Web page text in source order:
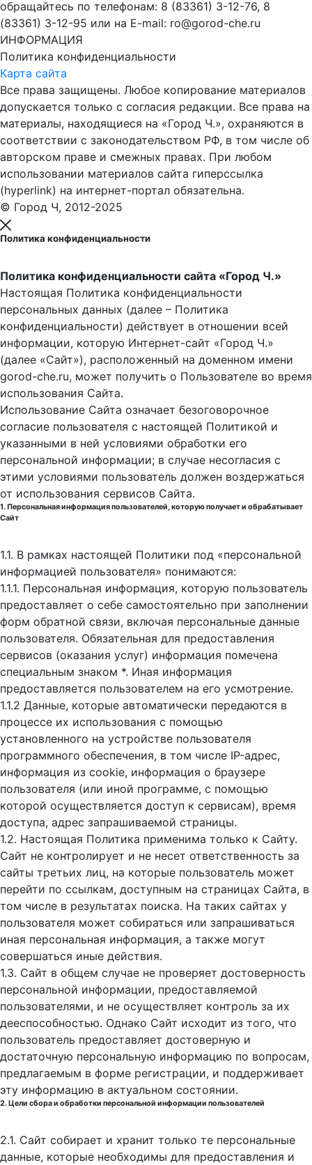
обращайтесь по телефонам: 8 (83361) 3-12-76, 8
(83361) 3-12-95 или на E-mail: ro@gorod-che.ru
ИНФОРМАЦИЯ
Политика конфиденциальности
Карта сайта
Все права защищены. Любое копирование материалов
допускается только с согласия редакции. Все права на
материалы, находящиеся на «Город Ч.», охраняются в
соответствии с законодательством РФ, в том числе об
авторском праве и смежных правах. При любом
использовании материалов сайта гиперссылка
(hyperlink) на интернет-портал обязательна.
© Город Ч, 2012-2025
Политика конфиденциальности
Политика конфиденциальности сайта «Город Ч.»
Настоящая Политика конфиденциальности
персональных данных (далее – Политика
конфиденциальности) действует в отношении всей
информации, которую Интернет-сайт «Город Ч.»
(далее «Сайт»), расположенный на доменном имени
gorod-che.ru, может получить о Пользователе во время
использования Cайта.
Использование Сайта означает безоговорочное
согласие пользователя с настоящей Политикой и
указанными в ней условиями обработки его
персональной информации; в случае несогласия с
этими условиями пользователь должен воздержаться
от использования сервисов Сайта.
1. Персональная информация пользователей, которую получает и обрабатывает
Сайт
1.1. В рамках настоящей Политики под «персональной
информацией пользователя» понимаются:
1.1.1. Персональная информация, которую пользователь
предоставляет о себе самостоятельно при заполнении
форм обратной связи, включая персональные данные
пользователя. Обязательная для предоставления
сервисов (оказания услуг) информация помечена
специальным знаком *. Иная информация
предоставляется пользователем на его усмотрение.
1.1.2 Данные, которые автоматически передаются в
процессе их использования с помощью
установленного на устройстве пользователя
программного обеспечения, в том числе IP-адрес,
информация из cookie, информация о браузере
пользователя (или иной программе, с помощью
которой осуществляется доступ к cервисам), время
доступа, адрес запрашиваемой страницы.
1.2. Настоящая Политика применима только к Сайту.
Сайт не контролирует и не несет ответственность за
сайты третьих лиц, на которые пользователь может
перейти по ссылкам, доступным на страницах Сайта, в
том числе в результатах поиска. На таких сайтах у
пользователя может собираться или запрашиваться
иная персональная информация, а также могут
совершаться иные действия.
1.3. Сайт в общем случае не проверяет достоверность
персональной информации, предоставляемой
пользователями, и не осуществляет контроль за их
дееспособностью. Однако Сайт исходит из того, что
пользователь предоставляет достоверную и
достаточную персональную информацию по вопросам,
предлагаемым в форме регистрации, и поддерживает
эту информацию в актуальном состоянии.
2. Цели сбора и обработки персональной информации пользователей
2.1. Сайт собирает и хранит только те персональные
данные, которые необходимы для предоставления и